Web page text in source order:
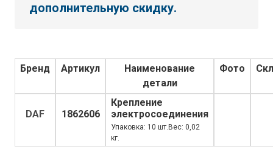
дополнительную скидку.
Бренд Артикул
Наименование
детали
Фото
DAF 1862606
Крепление
электросоединения
Упаковка: 10 шт.Вес: 0,02
кг.